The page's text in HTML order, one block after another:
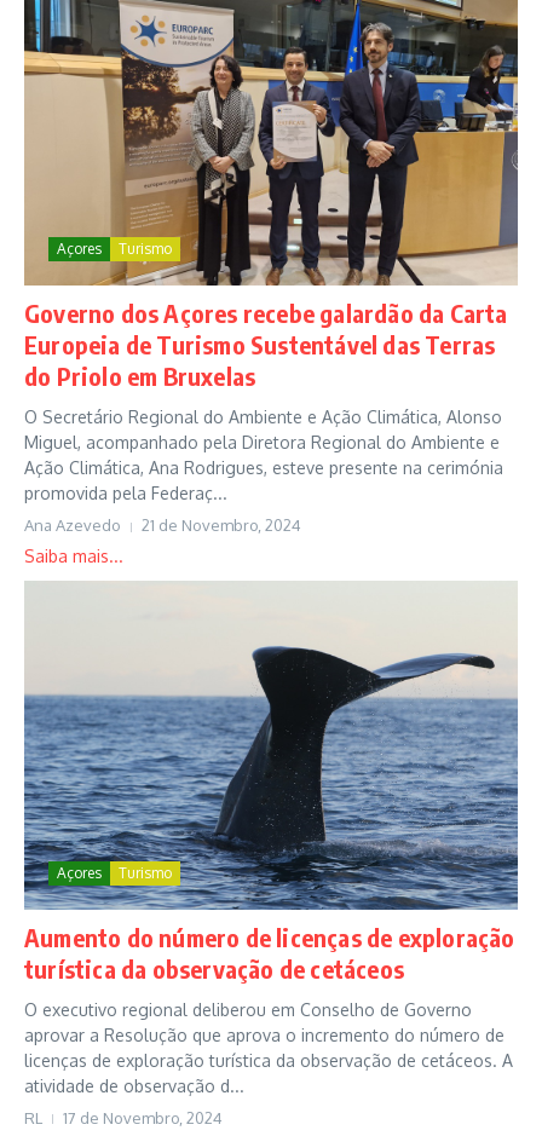
Açores Turismo
Governo dos Açores recebe galardão da Carta
Europeia de Turismo Sustentável das Terras
do Priolo em Bruxelas
O Secretário Regional do Ambiente e Ação Climática, Alonso
Miguel, acompanhado pela Diretora Regional do Ambiente e
Ação Climática, Ana Rodrigues, esteve presente na cerimónia
promovida pela Federaç...
Ana Azevedo 21 de Novembro, 2024
Saiba mais...
Açores Turismo
Aumento do número de licenças de exploração
turística da observação de cetáceos
O executivo regional deliberou em Conselho de Governo
aprovar a Resolução que aprova o incremento do número de
licenças de exploração turística da observação de cetáceos. A
atividade de observação d...
RL 17 de Novembro, 2024